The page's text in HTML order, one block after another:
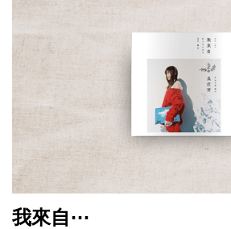
我來自⋯